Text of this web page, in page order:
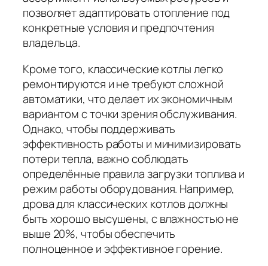
позволяет адаптировать отопление под
конкретные условия и предпочтения
владельца.
Кроме того, классические котлы легко
ремонтируются и не требуют сложной
автоматики, что делает их экономичным
вариантом с точки зрения обслуживания.
Однако, чтобы поддерживать
эффективность работы и минимизировать
потери тепла, важно соблюдать
определённые правила загрузки топлива и
режим работы оборудования. Например,
дрова для классических котлов должны
быть хорошо высушены, с влажностью не
выше 20%, чтобы обеспечить
полноценное и эффективное горение.